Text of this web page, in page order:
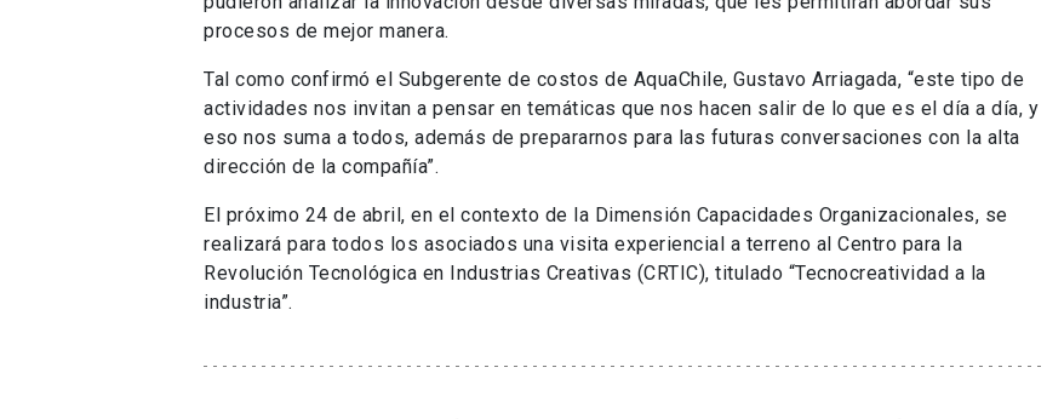
procesos de mejor manera.
Tal como confirmó el Subgerente de costos de AquaChile, Gustavo Arriagada, “este tipo de
actividades nos invitan a pensar en temáticas que nos hacen salir de lo que es el día a día, y
eso nos suma a todos, además de prepararnos para las futuras conversaciones con la alta
dirección de la compañía”.
El próximo 24 de abril, en el contexto de la Dimensión Capacidades Organizacionales, se
realizará para todos los asociados una visita experiencial a terreno al Centro para la
Revolución Tecnológica en Industrias Creativas (CRTIC), titulado “Tecnocreatividad a la
industria”.